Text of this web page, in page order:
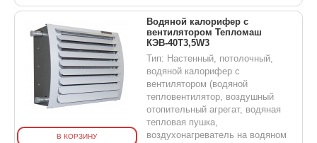
В КОРЗИНУ
Водяной калорифер с
вентилятором Тепломаш
КЭВ-40T3,5W3
Тип: Настенный, потолочный,
водяной калорифер с
вентилятором (водяной
тепловентилятор, воздушный
отопительный агрегат, водяная
тепловая пушка,
воздухонагреватель на водяном